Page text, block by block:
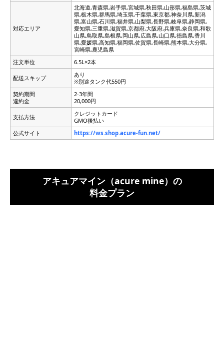
対応エリア
北海道,青森県,岩手県,宮城県,秋田県,山形県,福島県,茨城
県,栃木県,群馬県,埼玉県,千葉県,東京都,神奈川県,新潟
県,富山県,石川県,福井県,山梨県,長野県,岐阜県,静岡県,
愛知県,三重県,滋賀県,京都府,大阪府,兵庫県,奈良県,和歌
山県,鳥取県,島根県,岡山県,広島県,山口県,徳島県,香川
県,愛媛県,高知県,福岡県,佐賀県,長崎県,熊本県,大分県,
宮崎県,鹿児島県
注文単位
6.5L×2本
配送スキップ
あり
※別途タンク代550円
契約期間
違約金
2-3年間
20,000円
支払方法
クレジットカード
GMO後払い
公式サイト
https://ws.shop.acure-fun.net/
アキュアマイン（acure mine）の
料金プラン